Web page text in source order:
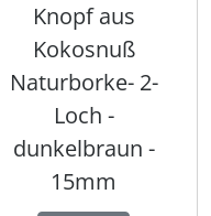
Knopf aus
Kokosnuß
Naturborke- 2-
Loch -
dunkelbraun -
15mm